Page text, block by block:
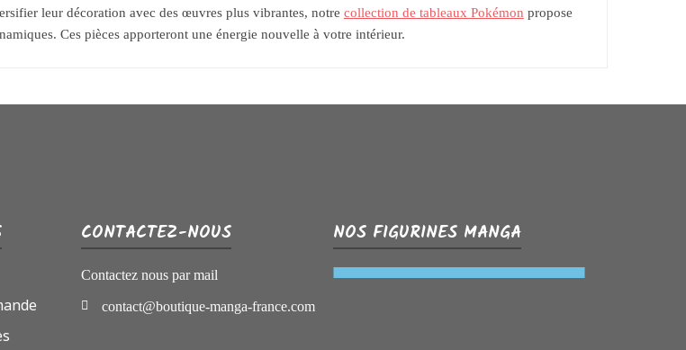
leur décoration avec des œuvres plus vibrantes, notre collection de tableaux Pokémon propose
Ces pièces apporteront une énergie nouvelle à votre intérieur.
CONTACTEZ-NOUS
Contactez nous par mail
contact@boutique-manga-france.com
NOS FIGURINES MANGA